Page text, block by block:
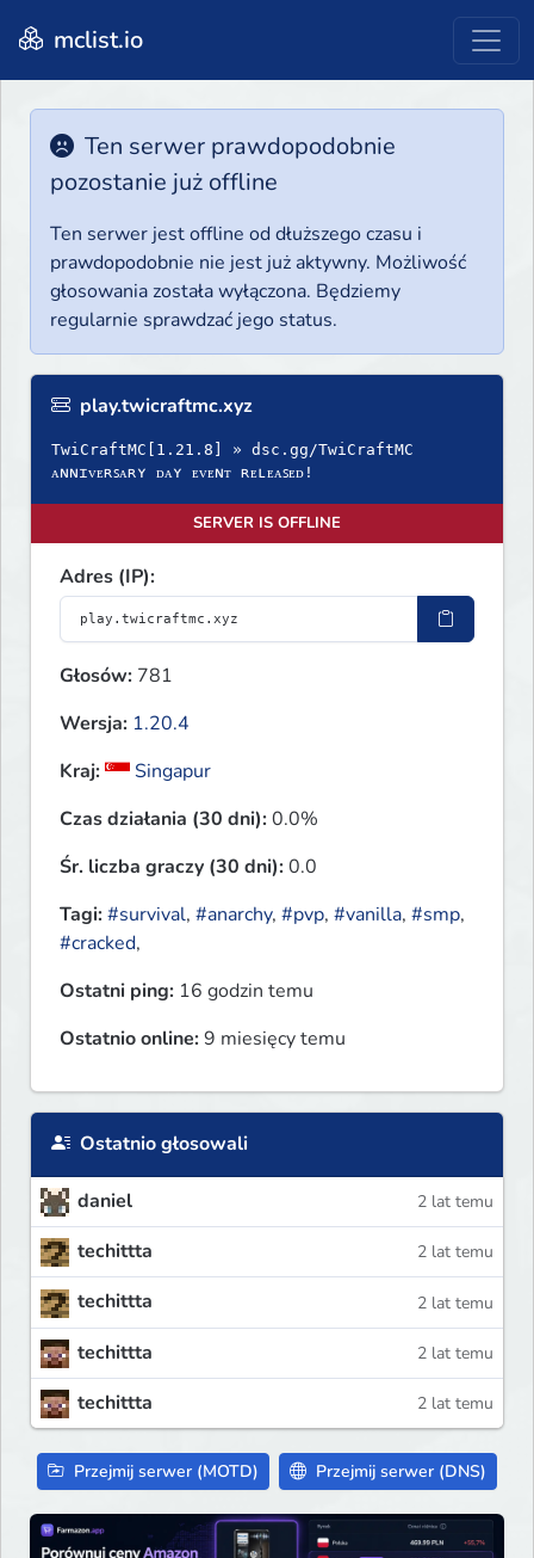
mclist.io
Ten serwer prawdopodobnie
pozostanie już offline
Ten serwer jest offline od dłuższego czasu i
prawdopodobnie nie jest już aktywny. Możliwość
głosowania została wyłączona. Będziemy
regularnie sprawdzać jego status.
play.twicraftmc.xyz
TwiCraftMC[1.21.8] » dsc.gg/TwiCraftMC
ᴀɴɴɪᴠᴇʀꜱᴀʀʏ ᴅᴀʏ ᴇᴠᴇɴᴛ ʀᴇʟᴇᴀꜱᴇᴅ!
SERVER IS OFFLINE
Adres (IP):
Głosów: 781
Wersja: 1.20.4
Kraj:
Singapur
Czas działania (30 dni):0.0%
Śr. liczba graczy (30 dni):0.0
Tagi:#survival, #anarchy, #pvp, #vanilla, #smp,
#cracked,
Ostatni ping: 16 godzin temu
Ostatnio online:9 miesięcy temu
Ostatnio głosowali
daniel 2 lat temu
techittta 2 lat temu
techittta 2 lat temu
techittta 2 lat temu
techittta 2 lat temu
Przejmij serwer (MOTD) Przejmij serwer (DNS)